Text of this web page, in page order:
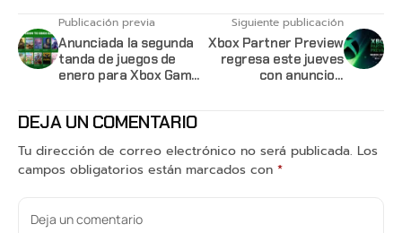
Publicación previa
Anunciada la segunda
tanda de juegos de
enero para Xbox Game
Siguiente publicación
Xbox Partner Preview
regresa este jueves
con anuncios,
DEJA UN COMENTARIO
Tu dirección de correo electrónico no será publicada. Los
campos obligatorios están marcados con *